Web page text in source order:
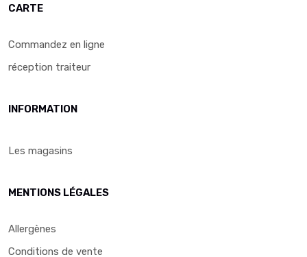
CARTE
Commandez en ligne
réception traiteur
INFORMATION
Les magasins
MENTIONS LÉGALES
Allergènes
Conditions de vente